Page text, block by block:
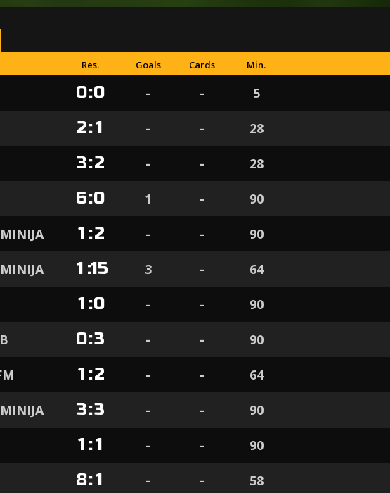
Res. Goals Cards Min.
0:0 - - 5
2:1 - - 28
3:2 - - 28
6:0 1 - 90
1 :2 - - 90
1 :15 3 - 64
1 :0 - - 90
0:3 - - 90
1 :2 - - 64
3:3 - - 90
1 :1 - - 90
8:1 - - 58